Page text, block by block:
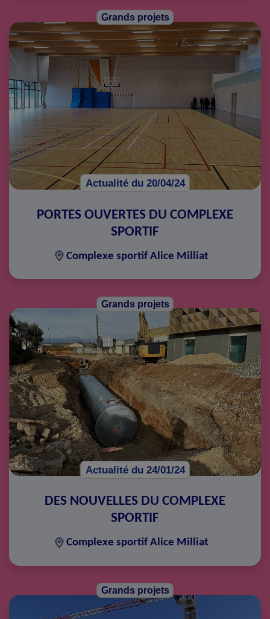
Grands projets
Actualité du 20/04/24
PORTES OUVERTES DU COMPLEXE
SPORTIF
Complexe sportif Alice Milliat
Grands projets
Actualité du 24/01/24
DES NOUVELLES DU COMPLEXE
SPORTIF
Complexe sportif Alice Milliat
Grands projets